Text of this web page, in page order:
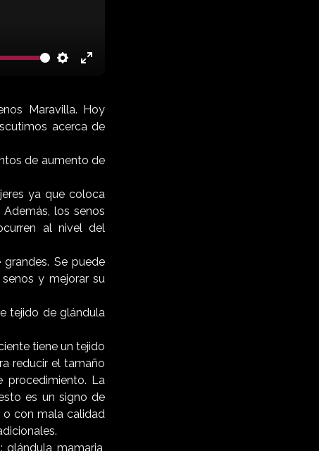
Maravilla. Hoy
acerca de
de aumento de
ya que coloca
los senos
al nivel del
Se puede
y mejorar su
tejido de glándula
tiene un tejido
reducir el tamaño
procedimiento. La
es un signo de
o con mala calidad
mamaria,